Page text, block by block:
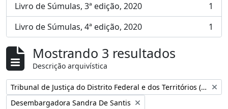
Livro de Súmulas, 3ª edição, 2020
, 1 resultados
1
Livro de Súmulas, 4ª edição, 2020
, 1 resultados 1
Mostrando 3 resultados
Descrição arquivística
Remover filtro:
Tribunal de Justiça do Distrito Federal e dos Territórios (Brasil)
Remover filtro:
Desembargadora Sandra De Santis